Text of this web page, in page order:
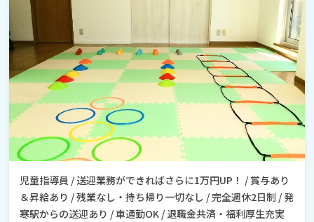
児童指導員 / 送迎業務ができればさらに1万円UP！ / 賞与あり
＆昇給あり / 残業なし・持ち帰り一切なし / 完全週休2日制 / 発
寒駅からの送迎あり / 車通勤OK / 退職金共済・福利厚生充実